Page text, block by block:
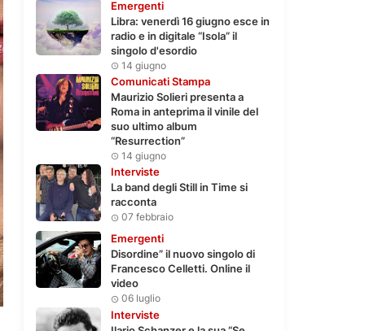
Emergenti
Libra: venerdì 16 giugno esce in
radio e in digitale “Isola” il
singolo d'esordio
14 giugno
Comunicati Stampa
Maurizio Solieri presenta a
Roma in anteprima il vinile del
suo ultimo album
“Resurrection”
14 giugno
Interviste
La band degli Still in Time si
racconta
07 febbraio
Emergenti
Disordine” il nuovo singolo di
Francesco Celletti. Online il
video
06 luglio
Interviste